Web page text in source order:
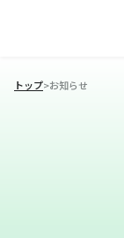
トップ>お知らせ